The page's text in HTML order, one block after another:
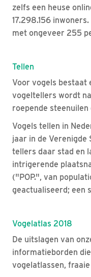
zelfs een heuse
17.298.156
met ongeveer 255
Tellen
Voor vogels bestaat
vogeltellers wordt
roepende
Vogels tellen in
jaar in de Verenigde
tellers daar stad en
intrigerende
("POP.", van
geactualiseerd; een
Vogelatlas 2018
De uitslagen van
informatieborden
vogelatlassen,